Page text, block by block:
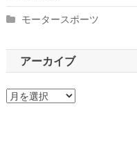
モータースポーツ
アーカイブ
ア